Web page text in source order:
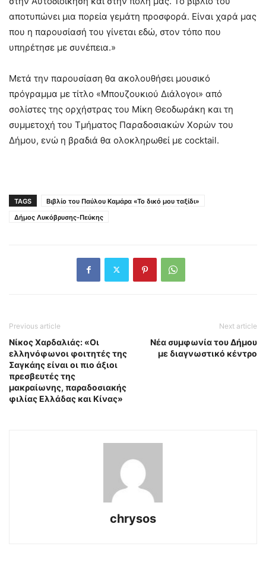
αποτυπώνει μια πορεία γεμάτη προσφορά. Είναι χαρά μας
που η παρουσίασή του γίνεται εδώ, στον τόπο που
υπηρέτησε με συνέπεια.»
Μετά την παρουσίαση θα ακολουθήσει μουσικό
πρόγραμμα με τίτλο «Μπουζουκιού Διάλογοι» από
σολίστες της ορχήστρας του Μίκη Θεοδωράκη και τη
συμμετοχή του Τμήματος Παραδοσιακών Χορών του
Δήμου, ενώ η βραδιά θα ολοκληρωθεί με cocktail.
TAGS
Βιβλίο του Παύλου Καμάρα «Το δικό μου ταξίδι»
Δήμος Λυκόβρυσης-Πεύκης
Previous article
Νίκος Χαρδαλιάς: «Οι
ελληνόφωνοι φοιτητές της
Σαγκάης είναι οι πιο άξιοι
πρεσβευτές της
μακραίωνης, παραδοσιακής
φιλίας Ελλάδας και Κίνας»
Next article
Nέα συμφωνία του Δήμου
με διαγνωστικό κέντρο
chrysos